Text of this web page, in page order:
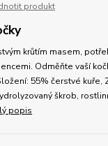
produkt
krůtím masem,
Odměňte vaší
55% čerstvé kuře,
škrob,
popis